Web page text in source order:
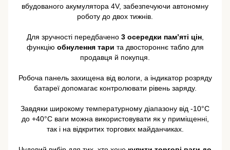
вбудованого акумулятора 4V, забезпечуючи автономну
роботу до двох тижнів.
Для зручності передбачено 3 осередки пам’яті цін,
функцію обнулення тари та двостороннє табло для
продавця й покупця.
Робоча панель захищена від вологи, а індикатор розряду
батареї допомагає контролювати рівень заряду.
Завдяки широкому температурному діапазону від -10°C
до +40°C ваги можна використовувати як у приміщенні,
так і на відкритих торгових майданчиках.